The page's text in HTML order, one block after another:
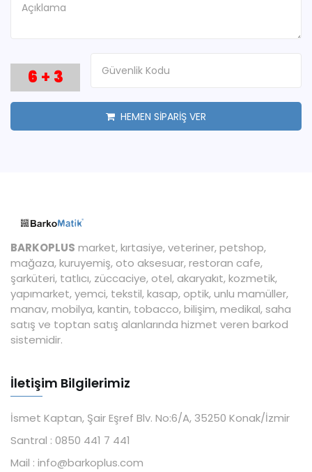
6 + 3
HEMEN SİPARİŞ VER
BARKOPLUS market, kırtasiye, veteriner, petshop,
mağaza, kuruyemiş, oto aksesuar, restoran cafe,
şarküteri, tatlıcı, züccaciye, otel, akaryakıt, kozmetik,
yapımarket, yemci, tekstil, kasap, optik, unlu mamüller,
manav, mobilya, kantin, tobacco, bilişim, medikal, saha
satış ve toptan satış alanlarında hizmet veren barkod
sistemidir.
İletişim Bilgilerimiz
İsmet Kaptan, Şair Eşref Blv. No:6/A, 35250 Konak/İzmir
Santral : 0850 441 7 441
Mail : info@barkoplus.com